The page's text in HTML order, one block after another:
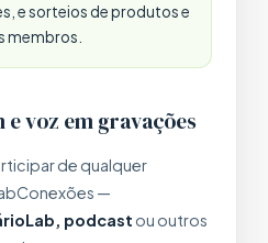
e sorteios de produtos e
membros.
e voz em gravações
de qualquer
—
podcast ou outros